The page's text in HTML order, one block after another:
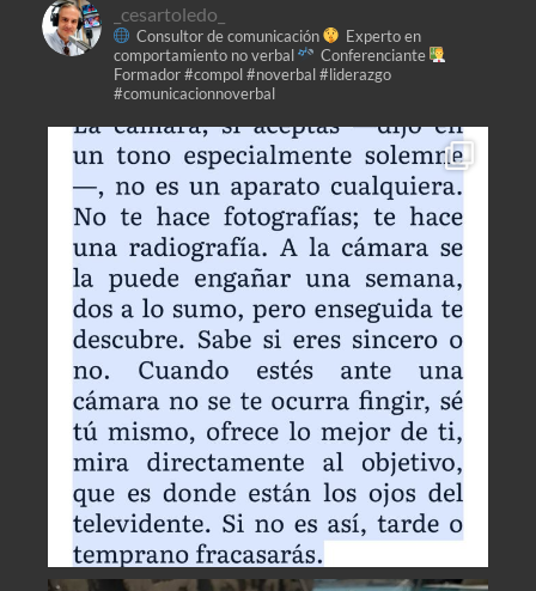
_cesartoledo_
Consultor de comunicación
Experto en
comportamiento no verbal
Conferenciante
Formador#compol #noverbal #liderazgo
#comunicacionnoverbal